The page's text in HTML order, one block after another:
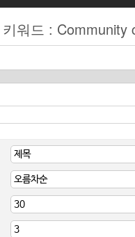
워드 : Community